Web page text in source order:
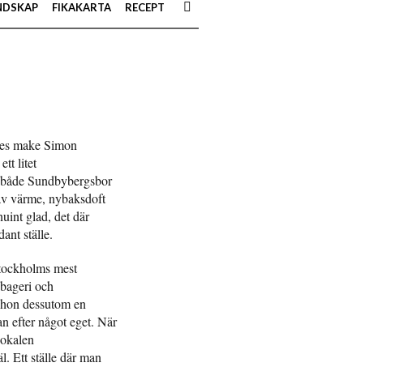
FIKAKARTA RECEPT
make Simon
litet
Sundbybergsbor
värme, nybaksdoft
glad, det där
ställe.
mest
och
dessutom en
efter något eget. När
Ett ställe där man